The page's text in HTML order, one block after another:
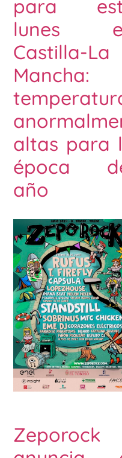
para
lunes
Castilla-La
Mancha:
altas para
época
año
Zeporock